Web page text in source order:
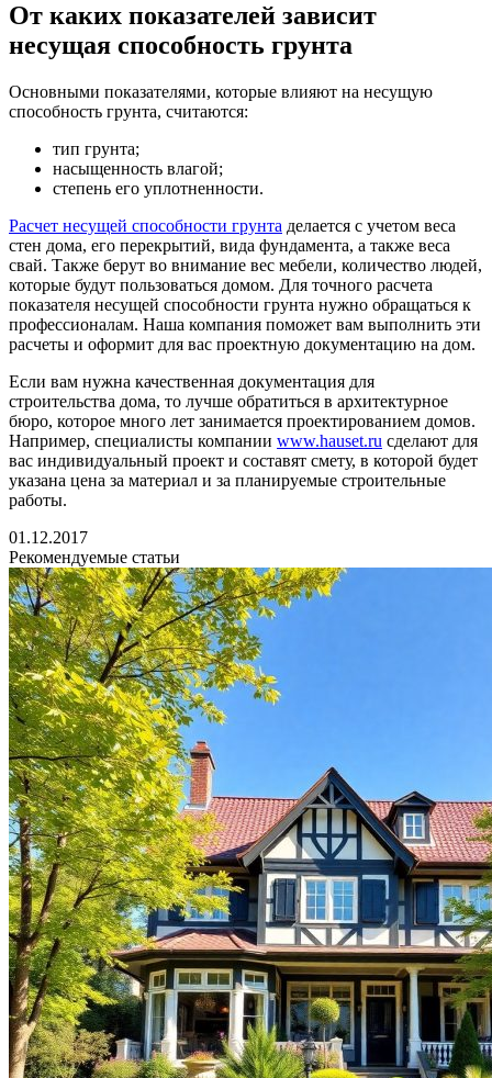
От каких показателей зависит
несущая способность грунта
Основными показателями, которые влияют на несущую
способность грунта, считаются:
тип грунта;
насыщенность влагой;
степень его уплотненности.
Расчет несущей способности грунта делается с учетом веса
стен дома, его перекрытий, вида фундамента, а также веса
свай. Также берут во внимание вес мебели, количество людей,
которые будут пользоваться домом. Для точного расчета
показателя несущей способности грунта нужно обращаться к
профессионалам. Наша компания поможет вам выполнить эти
расчеты и оформит для вас проектную документацию на дом.
Если вам нужна качественная документация для
строительства дома, то лучше обратиться в архитектурное
бюро, которое много лет занимается проектированием домов.
Например, специалисты компании www.hauset.ru сделают для
вас индивидуальный проект и составят смету, в которой будет
указана цена за материал и за планируемые строительные
работы.
01.12.2017
Рекомендуемые статьи